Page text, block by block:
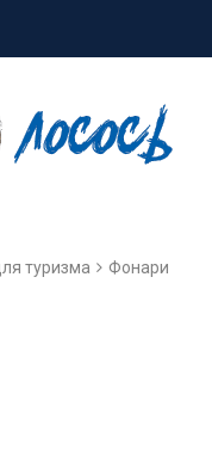
туризма
Фонари